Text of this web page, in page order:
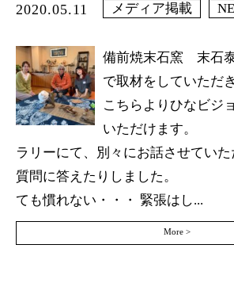
2020.05.11 メディア掲載
備前焼末石窯 末石
で取材をしていた
こちらよりひなビジ
いただけます。
ラリーにて、別々にお話させてい
質問に答えたりしました。
ても慣れない・・・ 緊張はし...
More >